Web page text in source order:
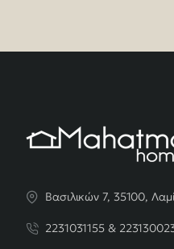
Βασιλικών 7, 35100,
2231031155 &